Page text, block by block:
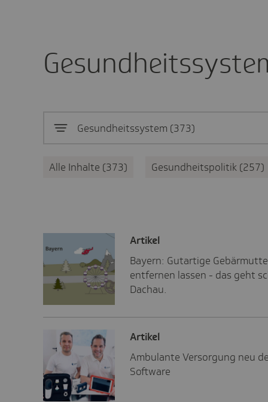
Gesundheitssystem 373
Alle Inhalte 373 Gesundheitspolitik 257
Artikel
Bayern: Gutartige
entfernen lassen - das geht
Dachau.
Artikel
Ambulante Versorgung neu
Software